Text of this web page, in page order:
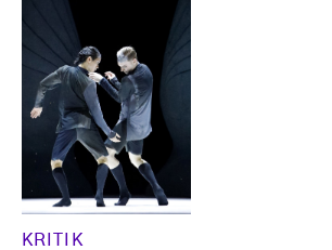
KRITIK